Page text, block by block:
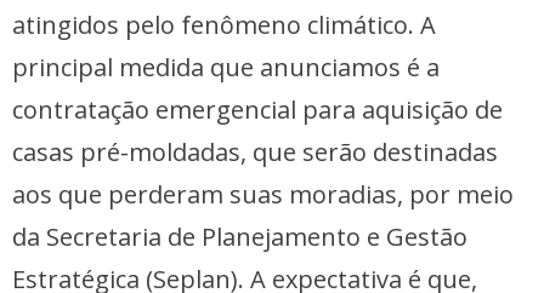
atingidos pelo fenômeno climático. A
principal medida que anunciamos é a
contratação emergencial para aquisição de
casas pré-moldadas, que serão destinadas
aos que perderam suas moradias, por meio
da Secretaria de Planejamento e Gestão
Estratégica (Seplan). A expectativa é que,